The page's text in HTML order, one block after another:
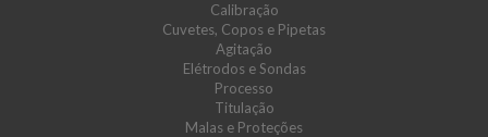
Calibração
Cuvetes, Copos e Pipetas
Agitação
Elétrodos e Sondas
Processo
Titulação
Malas e Proteções